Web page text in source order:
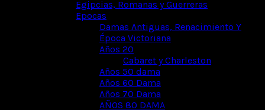
Egipcias, Romanas y Guerreras
Epocas
Damas Antiguas, Renacimiento Y
Época Victoriana
Años 20
Cabaret y Charleston
Años 50 dama
Años 60 Dama
Años 70 Dama
AÑOS 80 DAMA